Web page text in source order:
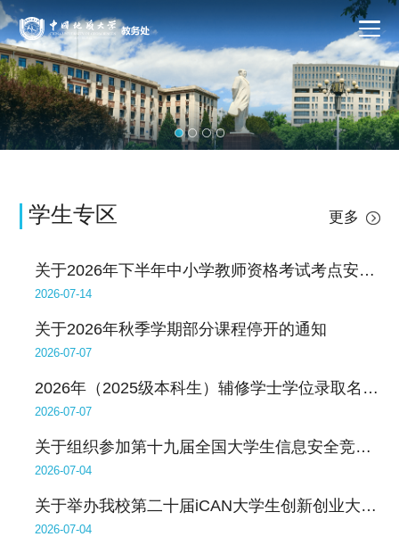
学生专区 更多
关于2026年下半年中小学教师资格考试考点安排的通知
2026-07-14
关于2026年秋季学期部分课程停开的通知
2026-07-07
2026年（2025级本科生）辅修学士学位录取名单公布
2026-07-07
关于组织参加第十九届全国大学生信息安全竞赛作品赛的通知
2026-07-04
关于举办我校第二十届iCAN大学生创新创业大赛的通知
2026-07-04